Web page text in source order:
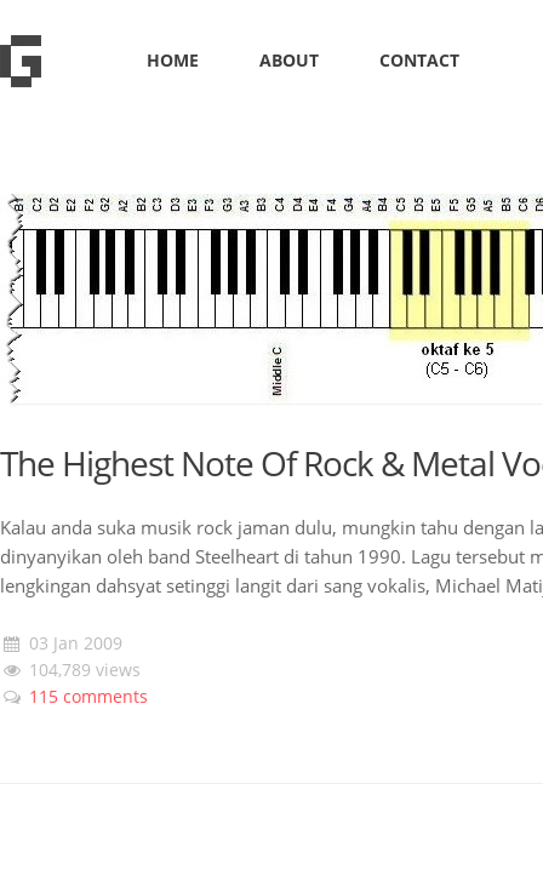
HOME ABOUT CONTACT
The Highest Note Of Rock & Metal
Kalau anda suka musik rock jaman dulu, mungkin tahu dengan
dinyanyikan oleh band Steelheart di tahun 1990. Lagu tersebut
lengkingan dahsyat setinggi langit dari sang vokalis, Michael
03 Jan 2009
104,789 views
115 comments